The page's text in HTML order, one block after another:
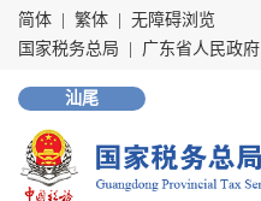
简体 繁体
无障碍浏览
国家税务总局
广东省人民政府
汕尾